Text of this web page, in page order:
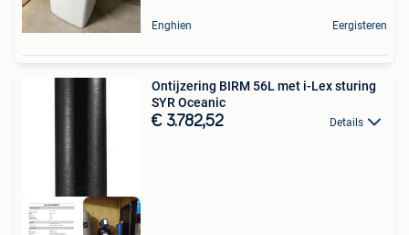
Enghien Eergisteren
Ontijzering BIRM 56L met i-Lex sturing
SYR Oceanic
€ 3.782,52 Details